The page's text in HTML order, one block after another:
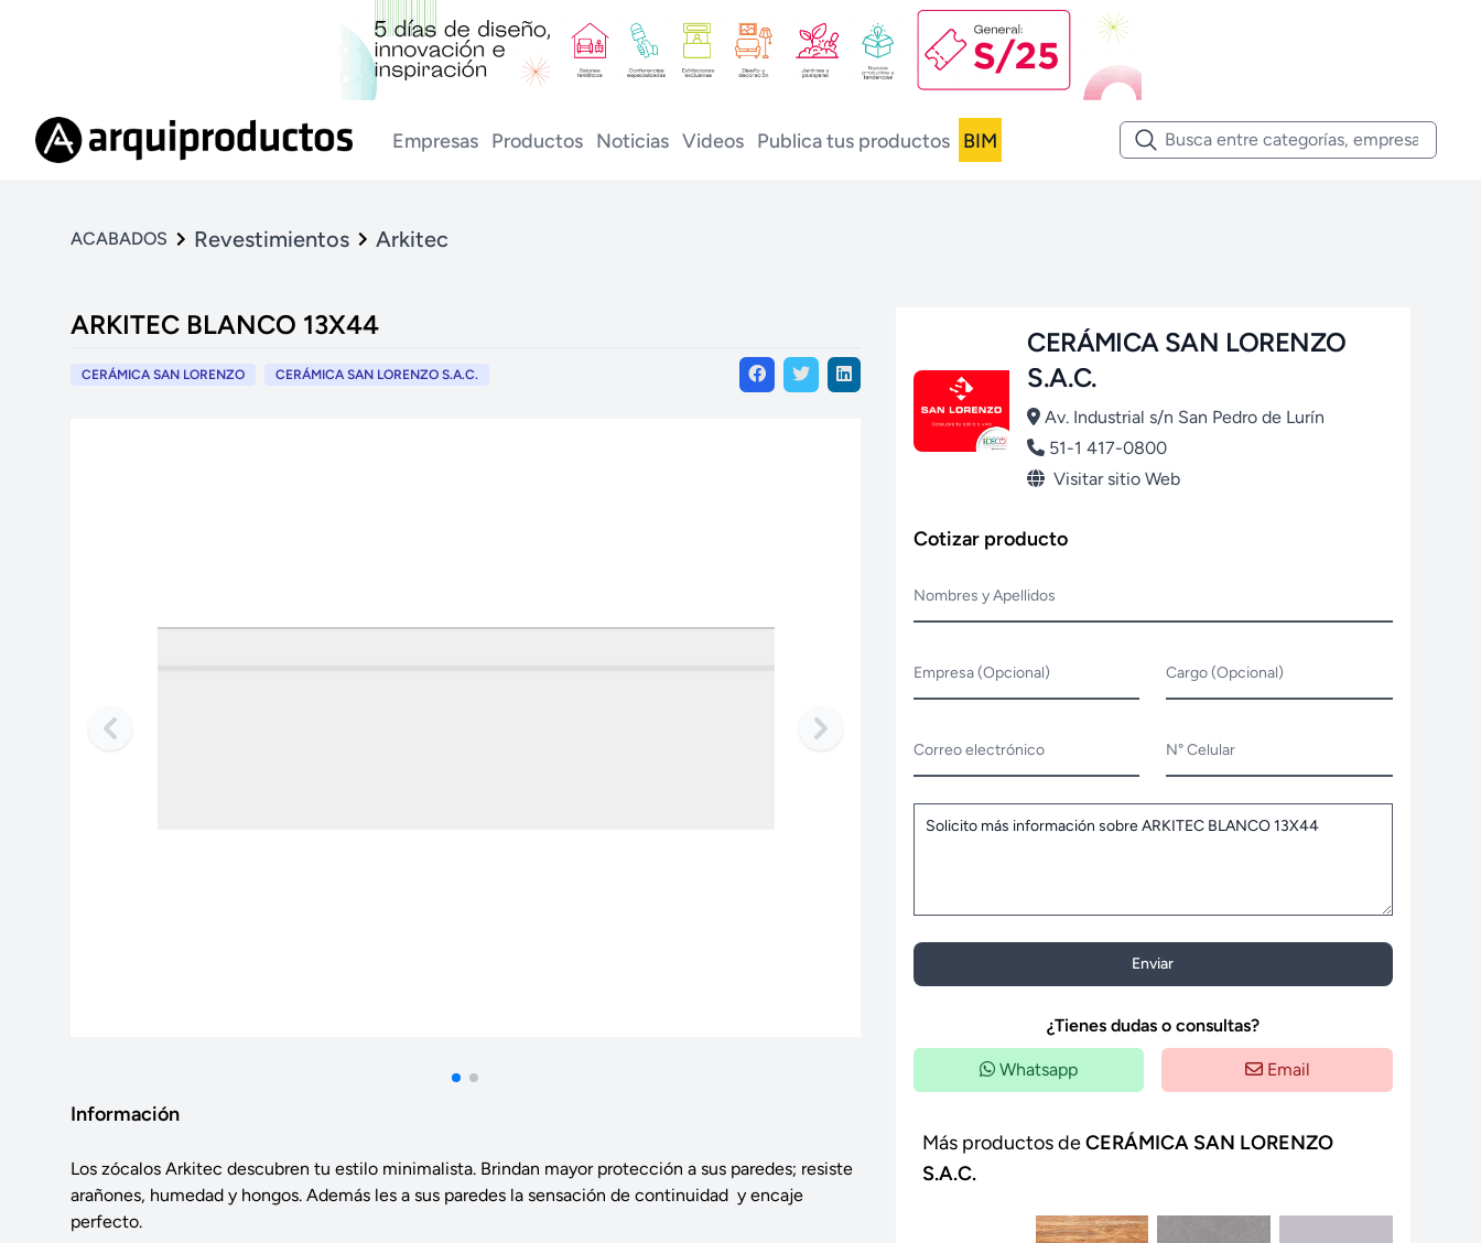
Empresas Productos Noticias Videos Publica tus productos BIM
ACABADOS Revestimientos Arkitec
ARKITEC BLANCO 13X44
CERÁMICA SAN LORENZO CERÁMICA SAN LORENZO S.A.C.
Información
Los zócalos Arkitec descubren tu estilo minimalista. Brindan mayor protección a sus paredes; resiste
arañones, humedad y hongos. Además les a sus paredes la sensación de continuidad y encaje
perfecto.
CERÁMICA SAN LORENZO
S.A.C.
Av. Industrial s/n San Pedro de Lurín
51-1 417-0800
Visitar sitio Web
Cotizar producto
Nombres y Apellidos
Empresa (Opcional) Cargo (Opcional)
Correo electrónico N° Celular
Enviar
¿Tienes dudas o consultas?
Whatsapp Email
Más productos deCERÁMICA SAN LORENZO
S.A.C.